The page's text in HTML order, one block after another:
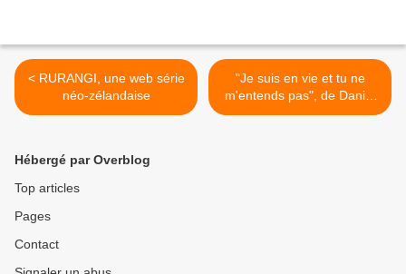
< RURANGI, une web série
néo-zélandaise
"Je suis en vie et tu ne
m'entends pas", de Daniel
Arsand (Actes Sud, 2016) >
Hébergé par Overblog
Top articles
Pages
Contact